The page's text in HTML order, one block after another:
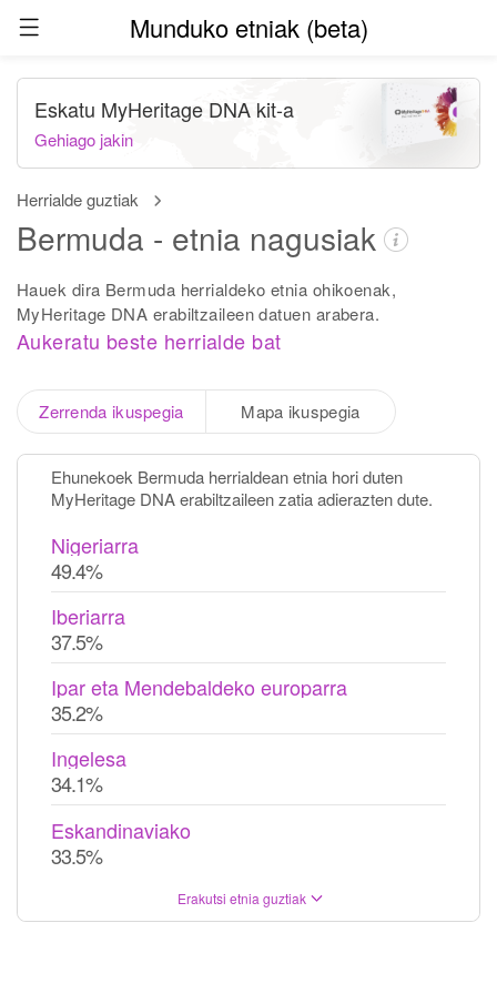
Munduko etniak (beta)
Herrialde guztiak
Bermuda - etnia nagusiak
Hauek dira Bermuda herrialdeko etnia ohikoenak,
MyHeritage DNA erabiltzaileen datuen arabera.
Aukeratu beste herrialde bat
Eskatu MyHeritage DNA kit-a
Gehiago jakin
Zerrenda ikuspegia Mapa ikuspegia
Ehunekoek Bermuda herrialdean etnia hori duten
MyHeritage DNA erabiltzaileen zatia adierazten dute.
Nigeriarra
49.4%
Iberiarra
37.5%
Ipar eta Mendebaldeko europarra
35.2%
Ingelesa
34.1%
Eskandinaviako
33.5%
Erakutsi etnia guztiak